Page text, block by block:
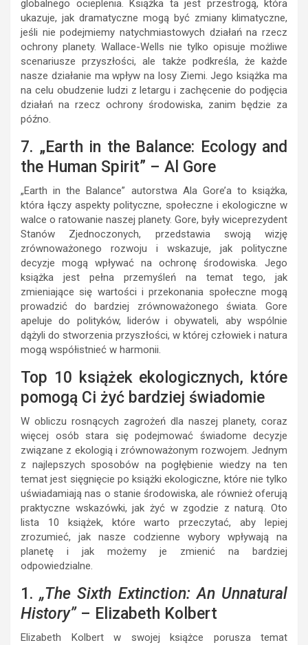
globalnego ocieplenia. Książka ta jest przestrogą, która
ukazuje, jak dramatyczne mogą być zmiany klimatyczne,
jeśli nie podejmiemy natychmiastowych działań na rzecz
ochrony planety. Wallace-Wells nie tylko opisuje możliwe
scenariusze przyszłości, ale także podkreśla, że każde
nasze działanie ma wpływ na losy Ziemi. Jego książka ma
na celu obudzenie ludzi z letargu i zachęcenie do podjęcia
działań na rzecz ochrony środowiska, zanim będzie za
późno.
7. „Earth in the Balance: Ecology and
the Human Spirit” – Al Gore
„Earth in the Balance” autorstwa Ala Gore’a to książka,
która łączy aspekty polityczne, społeczne i ekologiczne w
walce o ratowanie naszej planety. Gore, były wiceprezydent
Stanów Zjednoczonych, przedstawia swoją wizję
zrównoważonego rozwoju i wskazuje, jak polityczne
decyzje mogą wpływać na ochronę środowiska. Jego
książka jest pełna przemyśleń na temat tego, jak
zmieniające się wartości i przekonania społeczne mogą
prowadzić do bardziej zrównoważonego świata. Gore
apeluje do polityków, liderów i obywateli, aby wspólnie
dążyli do stworzenia przyszłości, w której człowiek i natura
mogą współistnieć w harmonii.
Top 10 książek ekologicznych, które
pomogą Ci żyć bardziej świadomie
W obliczu rosnących zagrożeń dla naszej planety, coraz
więcej osób stara się podejmować świadome decyzje
związane z ekologią i zrównoważonym rozwojem. Jednym
z najlepszych sposobów na pogłębienie wiedzy na ten
temat jest sięgnięcie po książki ekologiczne, które nie tylko
uświadamiają nas o stanie środowiska, ale również oferują
praktyczne wskazówki, jak żyć w zgodzie z naturą. Oto
lista 10 książek, które warto przeczytać, aby lepiej
zrozumieć, jak nasze codzienne wybory wpływają na
planetę i jak możemy je zmienić na bardziej
odpowiedzialne.
1.„The Sixth Extinction: An Unnatural
History”– Elizabeth Kolbert
Elizabeth Kolbert w swojej książce porusza temat